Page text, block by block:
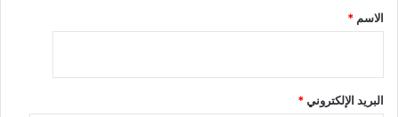
الاسم *
البريد الإلكتروني*